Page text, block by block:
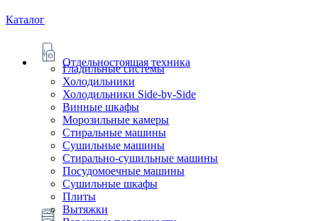
Каталог
Отдельностоящая техника
Гладильные системы
Холодильники
Холодильники Side-by-Side
Винные шкафы
Морозильные камеры
Стиральные машины
Сушильные машины
Стирально-сушильные машины
Посудомоечные машины
Сушильные шкафы
Плиты
Вытяжки